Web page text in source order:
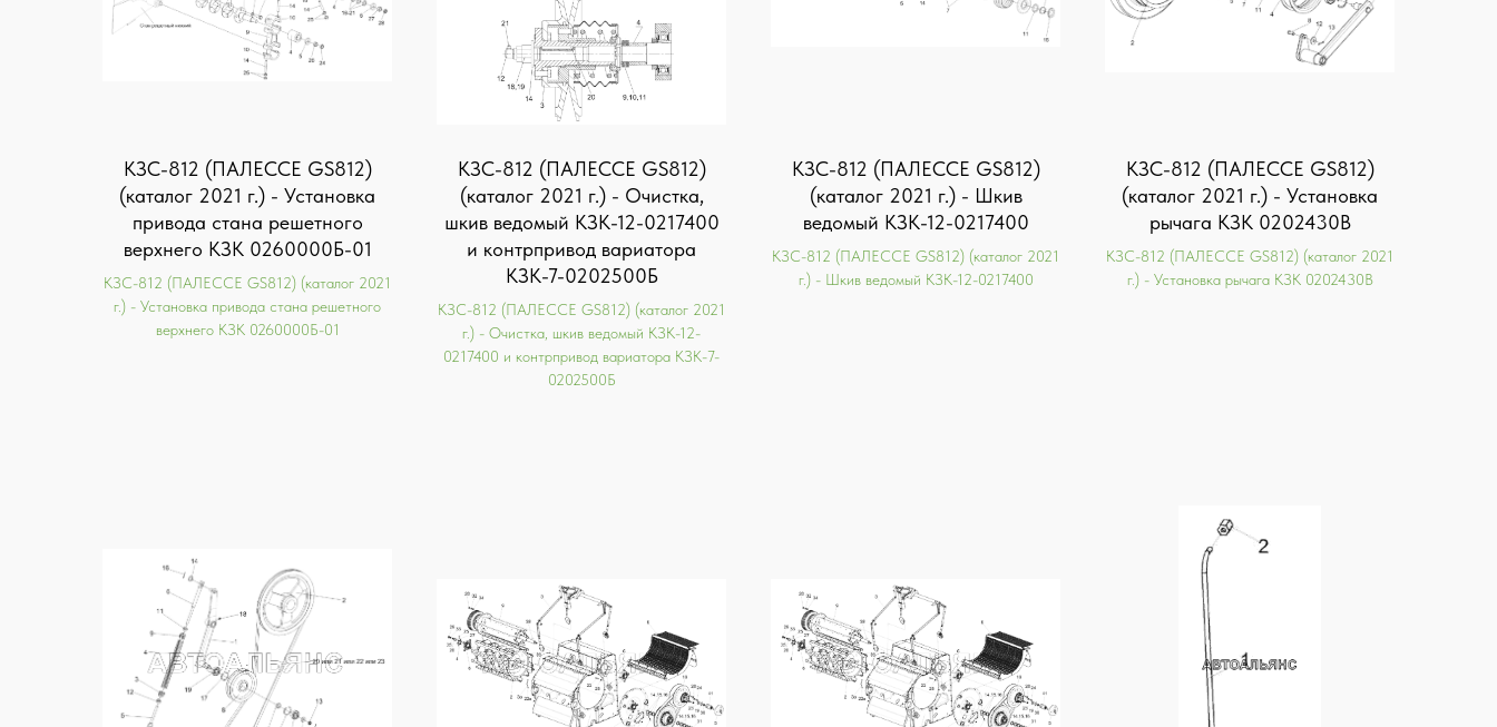
KЗС-812 (ПАЛЕССЕ GS812)
(каталог 2021 г.) - Установка
привода стана решетного
верхнего КЗК 0260000Б-01
KЗС-812 (ПАЛЕССЕ GS812) (каталог 2021
г.) - Установка привода стана решетного
верхнего КЗК 0260000Б-01
KЗС-812 (ПАЛЕССЕ GS812)
(каталог 2021 г.) - Очистка,
шкив ведомый КЗК-12-0217400
и контрпривод вариатора
КЗК-7-0202500Б
KЗС-812 (ПАЛЕССЕ GS812) (каталог 2021
г.) - Очистка, шкив ведомый КЗК-12-
0217400 и контрпривод вариатора КЗК-7-
0202500Б
KЗС-812 (ПАЛЕССЕ GS812)
(каталог 2021 г.) - Шкив
ведомый КЗК-12-0217400
KЗС-812 (ПАЛЕССЕ GS812) (каталог 2021
г.) - Шкив ведомый КЗК-12-0217400
KЗС-812 (ПАЛЕССЕ GS812)
(каталог 2021 г.) - Установка
рычага КЗК 0202430В
KЗС-812 (ПАЛЕССЕ GS812) (каталог 2021
г.) - Установка рычага КЗК 0202430В